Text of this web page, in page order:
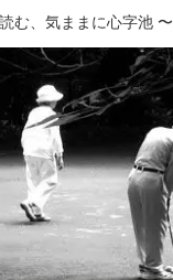
む、気ままに心字池 〜